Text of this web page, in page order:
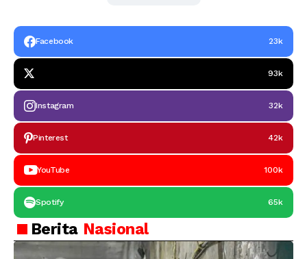
Facebook 23k
93k
Instagram 32k
Pinterest 42k
YouTube 100k
Spotify 65k
Berita Nasional